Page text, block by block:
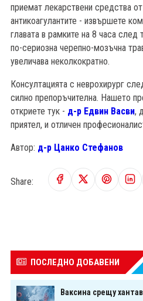
приемат лекарствени средства от
антикоагулантите - извършете
главата в рамките на 8 часа след
по-сериозна черепно-мозъчна
увеличава неколкократно.
Консултацията с неврохирург
силно препоръчителна. Нашето
откриете тук - д-р Едвин Васви,
приятел, и отличен
Автор: д-р Цанко Стефанов
Share:
ПОСЛЕДНО ДОБАВЕНИ